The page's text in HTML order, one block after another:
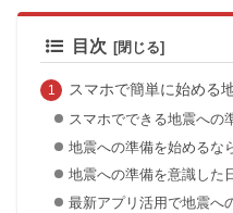
目次
スマホで簡単に始める
スマホでできる地震への
地震への準備を始めるな
地震への準備を意識した
最新アプリ活用で地震へ